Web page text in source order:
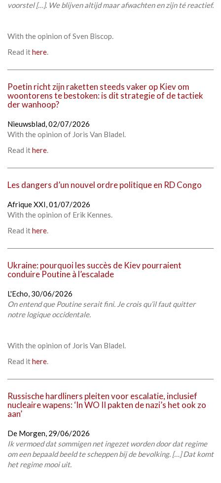
voorstel […]. We blijven altijd maar afwachten en zijn té reactief.
With the opinion of Sven Biscop.
Read ithere.
Poetin richt zijn raketten steeds vaker op Kiev om
woontorens te bestoken: is dit strategie of de tactiek
der wanhoop?
Nieuwsblad,02/07/2026
With the opinion of Joris Van Bladel.
Read ithere.
Les dangers d’un nouvel ordre politique en RD Congo
Afrique XXI,01/07/2026
With the opinion of Erik Kennes.
Read ithere.
Ukraine: pourquoi les succès de Kiev pourraient
conduire Poutine à l’escalade
L'Echo, 30/06/2026
On entend que Poutine serait fini. Je crois qu’il faut quitter
notre logique occidentale.
With the opinion of Joris Van Bladel.
Read ithere.
Russische hardliners pleiten voor escalatie, inclusief
nucleaire wapens: ‘In WO II pakten de nazi’s het ook zo
aan’
De Morgen, 29/06/2026
Ik vermoed dat sommigen net ingezet worden door dat regime
om een bepaald beeld te scheppen bij de bevolking. […] Dat komt
het regime mooi uit.